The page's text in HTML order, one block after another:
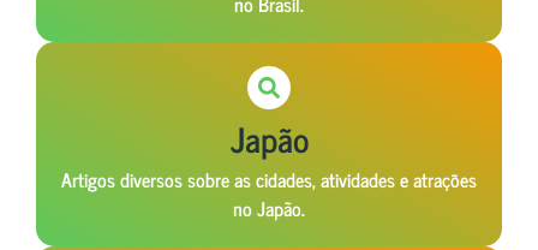
Japão
Artigos diversos sobre as cidades, atividades e atrações
no Japão.